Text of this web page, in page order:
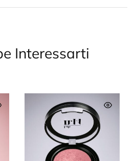
Interessarti